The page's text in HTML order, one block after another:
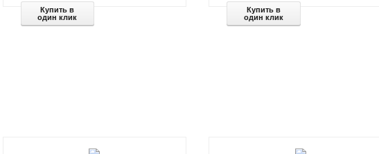
Купить в
один клик
Купить в
один клик